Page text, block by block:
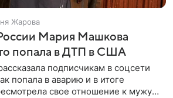
Жарова
Мария Машкова
попала в ДТП в США
подписчикам в соцсети
попала в аварию и в итоге
свое отношение к мужу.